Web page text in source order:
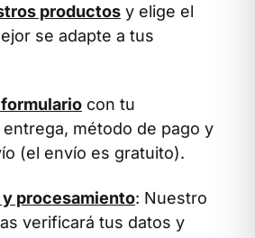
productos y elige el
se adapte a tus
con tu
método de pago y
(el envío es gratuito).
procesamiento: Nuestro
verificará tus datos y